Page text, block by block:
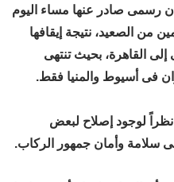
رسمى صادر عنها مساء اليوم
من الصعيد، نتيجة إيقافها
القاهرة، بحيث تنتهى
فى أسيوط والمنيا فقط.
نظراً لوجود إصلاح لبعض
سلامة وأمان جمهور الركاب.